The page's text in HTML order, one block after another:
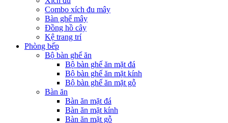
Combo xích đu mây
Bàn ghế mây
Đồng hồ cây
Kệ trang trí
Phòng bếp
Bộ bàn ghế ăn
Bộ bàn ghế ăn mặt đá
Bộ bàn ghế ăn mặt kính
Bộ bàn ghế ăn mặt gỗ
Bàn ăn
Bàn ăn mặt đá
Bàn ăn mặt kính
Bàn ăn mặt gỗ